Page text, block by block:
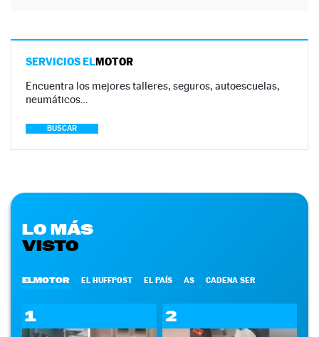
SERVICIOS ELMOTOR
Encuentra los mejores talleres, seguros, autoescuelas,
neumáticos…
BUSCAR
LO MÁS
VISTO
ELMOTOR EL HUFFPOST EL PAÍS AS CADENA SER
1 2